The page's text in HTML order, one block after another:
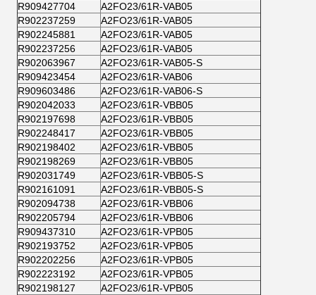
R909427704
A2FO23/61R-VAB05
R902237259
A2FO23/61R-VAB05
R902245881
A2FO23/61R-VAB05
R902237256
A2FO23/61R-VAB05
R902063967
A2FO23/61R-VAB05-S
R909423454
A2FO23/61R-VAB06
R909603486
A2FO23/61R-VAB06-S
R902042033
A2FO23/61R-VBB05
R902197698
A2FO23/61R-VBB05
R902248417
A2FO23/61R-VBB05
R902198402
A2FO23/61R-VBB05
R902198269
A2FO23/61R-VBB05
R902031749
A2FO23/61R-VBB05-S
R902161091
A2FO23/61R-VBB05-S
R902094738
A2FO23/61R-VBB06
R902205794
A2FO23/61R-VBB06
R909437310
A2FO23/61R-VPB05
R902193752
A2FO23/61R-VPB05
R902202256
A2FO23/61R-VPB05
R902223192
A2FO23/61R-VPB05
R902198127
A2FO23/61R-VPB05